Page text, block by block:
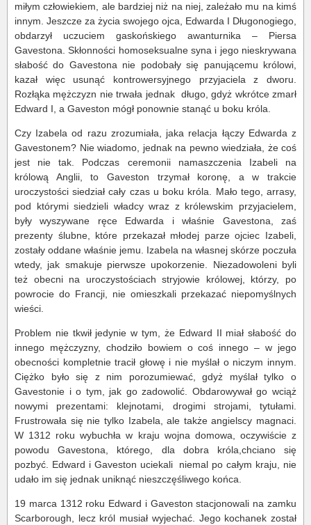
miłym człowiekiem, ale bardziej niż na niej, zależało mu na kimś
innym. Jeszcze za życia swojego ojca, Edwarda I Długonogiego,
obdarzył uczuciem gaskońskiego awanturnika – Piersa
Gavestona. Skłonności homoseksualne syna i jego nieskrywana
słabość do Gavestona nie podobały się panującemu królowi,
kazał więc usunąć kontrowersyjnego przyjaciela z dworu.
Rozłąka mężczyzn nie trwała jednak długo, gdyż wkrótce zmarł
Edward I, a Gaveston mógł ponownie stanąć u boku króla.
Czy Izabela od razu zrozumiała, jaka relacja łączy Edwarda z
Gavestonem? Nie wiadomo, jednak na pewno wiedziała, że coś
jest nie tak. Podczas ceremonii namaszczenia Izabeli na
królową Anglii, to Gaveston trzymał koronę, a w trakcie
uroczystości siedział cały czas u boku króla. Mało tego, arrasy,
pod którymi siedzieli władcy wraz z królewskim przyjacielem,
były wyszywane ręce Edwarda i właśnie Gavestona, zaś
prezenty ślubne, które przekazał młodej parze ojciec Izabeli,
zostały oddane właśnie jemu. Izabela na własnej skórze poczuła
wtedy, jak smakuje pierwsze upokorzenie. Niezadowoleni byli
też obecni na uroczystościach stryjowie królowej, którzy, po
powrocie do Francji, nie omieszkali przekazać niepomyślnych
wieści.
Problem nie tkwił jedynie w tym, że Edward II miał słabość do
innego mężczyzny, chodziło bowiem o coś innego – w jego
obecności kompletnie tracił głowę i nie myślał o niczym innym.
Ciężko było się z nim porozumiewać, gdyż myślał tylko o
Gavestonie i o tym, jak go zadowolić. Obdarowywał go wciąż
nowymi prezentami: klejnotami, drogimi strojami, tytułami.
Frustrowała się nie tylko Izabela, ale także angielscy magnaci.
W 1312 roku wybuchła w kraju wojna domowa, oczywiście z
powodu Gavestona, którego, dla dobra króla,chciano się
pozbyć. Edward i Gaveston uciekali niemal po całym kraju, nie
udało im się jednak uniknąć nieszczęśliwego końca.
19 marca 1312 roku Edward i Gaveston stacjonowali na zamku
Scarborough, lecz król musiał wyjechać. Jego kochanek został